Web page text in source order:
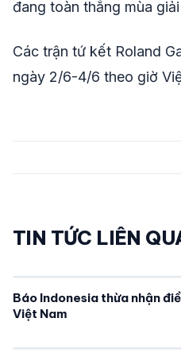
đang toàn thắng mùa
Các trận tứ kết Roland
ngày 2/6-4/6 theo giờ
TIN TỨC LIÊN
Báo Indonesia thừa nhận
Việt Nam